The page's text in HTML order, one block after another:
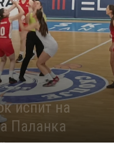
испит на
Паланка